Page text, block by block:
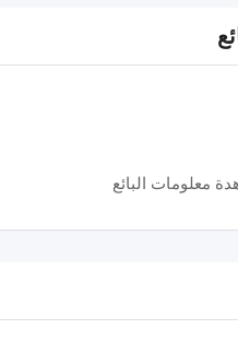
معلومات البائع